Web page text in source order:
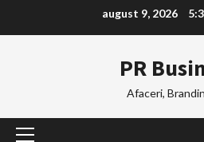
august 9, 2026
PR
Afaceri,